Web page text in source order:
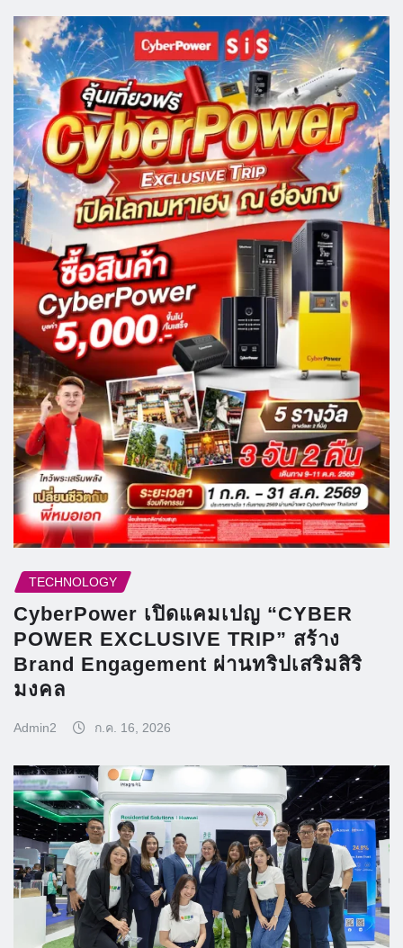
TECHNOLOGY
CyberPower เปิดแคมเปญ “CYBER
POWER EXCLUSIVE TRIP” สร้าง
Brand Engagement ผ่านทริปเสริมสิริ
มงคล
Admin2 ก.ค. 16, 2026